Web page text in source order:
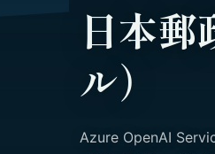
日本
ル）
Azure OpenAI